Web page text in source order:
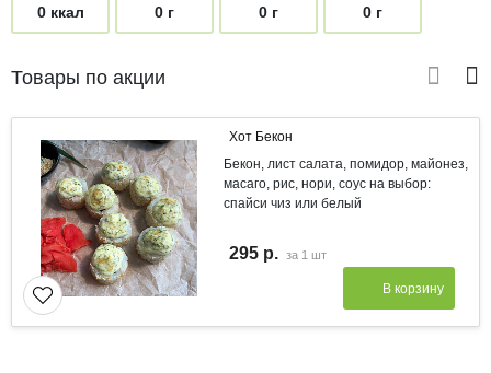
0 ккал
0 г
0 г
0 г
Товары по акции
Хот Бекон
Бекон, лист салата, помидор, майонез,
масаго, рис, нори, соус на выбор:
спайси чиз или белый
295 р. за 1 шт
В корзину